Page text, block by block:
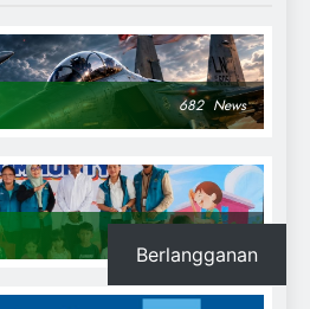
682 News
Berlangganan